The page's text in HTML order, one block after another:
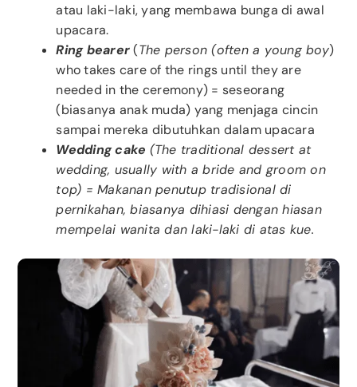
atau laki-laki, yang membawa bunga di awal
upacara.
Ring bearer(The person (often a young boy)
who takes care of the rings until they are
needed in the ceremony) = seseorang
(biasanya anak muda) yang menjaga cincin
sampai mereka dibutuhkan dalam upacara
Wedding cake (The traditional dessert at
wedding, usually with a bride and groom on
top) = Makanan penutup tradisional di
pernikahan, biasanya dihiasi dengan hiasan
mempelai wanita dan laki-laki di atas kue.